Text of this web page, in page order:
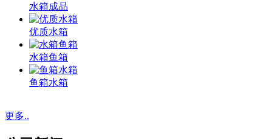
水箱成品
优质水箱
水箱鱼箱
鱼箱水箱
更多..